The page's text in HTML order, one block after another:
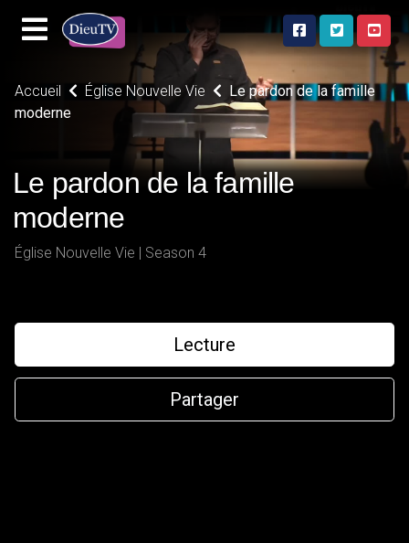
Accueil Église Nouvelle Vie
Le pardon de la famille
moderne
Le pardon de la famille
moderne
Église Nouvelle Vie | Season 4
Lecture
Partager